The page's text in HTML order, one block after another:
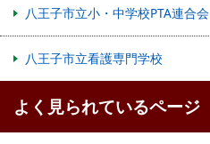
八王子市立小・中学校PTA連合会
八王子市立看護専門学校
よく見られているページ